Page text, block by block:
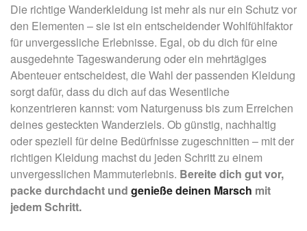
Die richtige Wanderkleidung ist mehr als nur ein Schutz vor
den Elementen – sie ist ein entscheidender Wohlfühlfaktor
für unvergessliche Erlebnisse. Egal, ob du dich für eine
ausgedehnte Tageswanderung oder ein mehrtägiges
Abenteuer entscheidest, die Wahl der passenden Kleidung
sorgt dafür, dass du dich auf das Wesentliche
konzentrieren kannst: vom Naturgenuss bis zum Erreichen
deines gesteckten Wanderziels. Ob günstig, nachhaltig
oder speziell für deine Bedürfnisse zugeschnitten – mit der
richtigen Kleidung machst du jeden Schritt zu einem
unvergesslichen Mammuterlebnis. Bereite dich gut vor,
packe durchdacht und genieße deinen Marsch mit
jedem Schritt.